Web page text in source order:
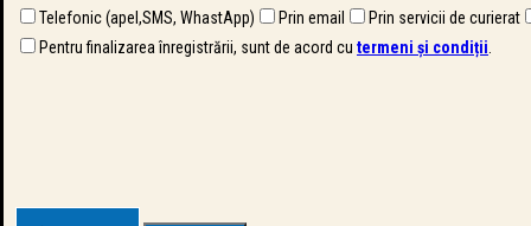
Telefonic (apel,SMS, WhastApp)
Prin email
Prin servicii de curierat
Pentru finalizarea înregistrării, sunt de acord cu termeni și condiții.